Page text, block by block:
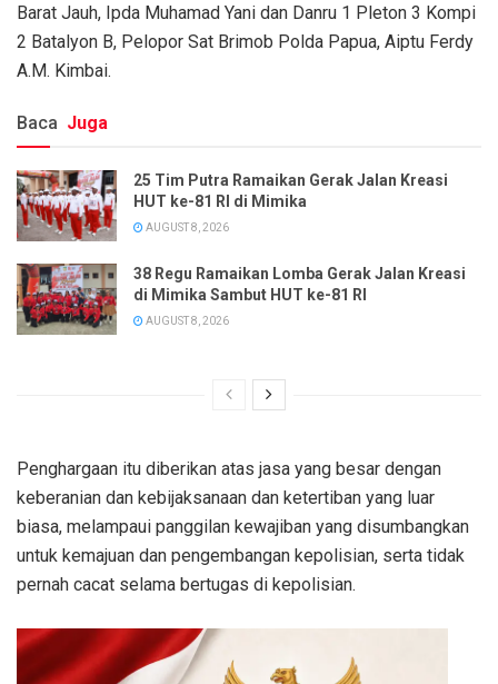
Barat Jauh, Ipda Muhamad Yani dan Danru 1 Pleton 3 Kompi
2 Batalyon B, Pelopor Sat Brimob Polda Papua, Aiptu Ferdy
A.M. Kimbai.
Baca Juga
25 Tim Putra Ramaikan Gerak Jalan Kreasi
HUT ke-81 RI di Mimika
AUGUST 8, 2026
38 Regu Ramaikan Lomba Gerak Jalan Kreasi
di Mimika Sambut HUT ke-81 RI
AUGUST 8, 2026
Penghargaan itu diberikan atas jasa yang besar dengan
keberanian dan kebijaksanaan dan ketertiban yang luar
biasa, melampaui panggilan kewajiban yang disumbangkan
untuk kemajuan dan pengembangan kepolisian, serta tidak
pernah cacat selama bertugas di kepolisian.